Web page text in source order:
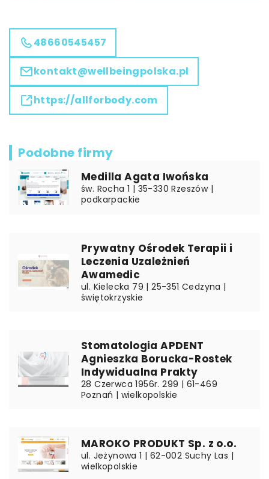
48660545457
kontakt@wellbeingpolska.pl
https://allforbody.com
Podobne firmy
Medilla Agata Iwońska
św. Rocha 1 | 35-330 Rzeszów |
podkarpackie
Prywatny Ośrodek Terapii i
Leczenia Uzależnień
Awamedic
ul. Kielecka 79 | 25-351 Cedzyna |
świętokrzyskie
Stomatologia APDENT
Agnieszka Borucka-Rostek
Indywidualna Prakty
28 Czerwca 1956r. 299 | 61-469
Poznań | wielkopolskie
MAROKO PRODUKT Sp. z o.o.
ul. Jeżynowa 1 | 62-002 Suchy Las |
wielkopolskie